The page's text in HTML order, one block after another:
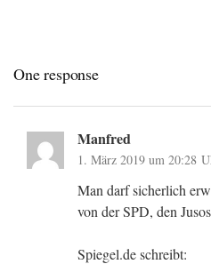
One response
Manfred
1. März 2019 um 20:28
Man darf sicherlich
von der SPD, den
Spiegel.de schreibt: